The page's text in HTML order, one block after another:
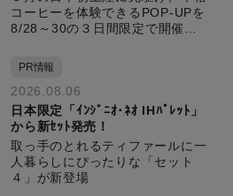
コーヒーを体験できるPOP-UPを
8/28～30の３日間限定で開催し
PR情報
2026.08.06
日本限定「ｲﾝｼﾞﾆｵ･ﾈｵ IHﾊﾟﾚｯﾄ」
から新ｾｯﾄ発売！
取っ手のとれるティファールに一
人暮らしにぴったりな「セット
４」が新登場